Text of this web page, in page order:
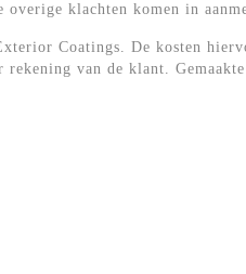
klachten komen in
Coatings. De kosten
van de klant.